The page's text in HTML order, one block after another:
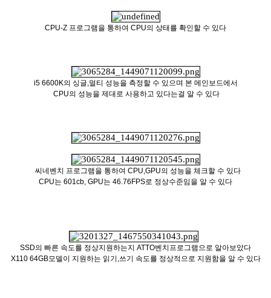
CPU-Z 프로그램을 통하여 CPU의 상태를 확인할 수 있다
i5 6600K의 싱글,멀티 성능을 측정할 수 있으며 본 메인보드에서
CPU의 성능을 제대로 사용하고 있다는걸 알 수 있다
씨네벤치 프로그램을 통하여 CPU,GPU의 성능을 체크할 수 있다
CPU는 601cb, GPU는 46.76FPS로 정상수준임을 알 수 있다
SSD의 빠른 속도를 정상지원하는지 ATTO벤치프로그램으로 알아보았다
X110 64GB모델이 지원하는 읽기,쓰기 속도를 정상적으로 지원함을 알 수 있다